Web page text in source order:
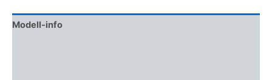
Modell-info